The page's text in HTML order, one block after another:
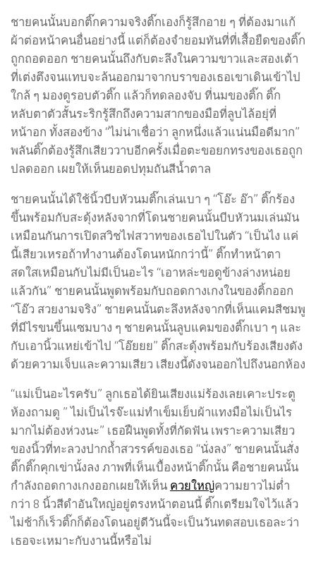
ชายคนนั้นบอกติ๊กความจริงติ๊กเองก็รู้สึกอาย ๆ ที่ต้องมาแก้
ผ้าต่อหน้าคนอื่นอย่างนี้ แต่ก็ต้องจำยอมทันที่ที่เสื้อยืดของติ๊ก
ถูกถอดออก ชายคนนั้นถึงกับตะลึงในความขาวและสองเต้า
ที่เต่งตึงจนแทบจะล้นออกมาจากบราของเธอเขาเดินเข้าไป
ใกล้ ๆ มองดูรอบตัวติ๊ก แล้วก็ทดลองจับ ที่นมของติ๊ก ติ๊ก
หลับตาตัวสั้นระริกรู้สึกถึงความสากของมือที่ลูบไล้อยุ่ที่
หน้าอก ทั้งสองข้าง “ไม่น่าเชื่อว่า ลูกหนึ่งแล้วแน่นมือดีมาก”
พลันติ๊กต้องรู้สึกเสียววาบอีกครั้งเมื่อตะขอยกทรงของเธอถูก
ปลดออก เผยให้เห็นยอดปทุมถันสีน้ำตาล
ชายคนนั้นได้ใช้นิ้วบีบหัวนมติ๊กเล่นเบา ๆ “โอ๊ะ อ๊า” ติ๊กร้อง
ขึ้นพร้อมกับสะดุ้งหลังจากที่โดนชายคนนั้นบีบหัวนมเล่นมัน
เหมือนกันการเปิดสวิชไฟสวาทของเธอไปในตัว “เป็นไง แค่
นี้เสียวเหรอถ้าทำงานต้องโดนหนักกว่านี้” ติ๊กทำหน้าตา
สดใสเหมือนกับไม่มีเป็นอะไร “เอาหล่ะขอดูข้างล่างหน่อย
แล้วกัน” ชายคนนั้นพูดพร้อมกับถอดกางเกงในของติ้กออก
“โอ๊ว สวยงามจริง” ชายคนนั้นตะลึงหลังจากที่เห็นแคมสีชมพู
ที่มีไรขนขึ้นแซมบาง ๆ ชายคนนั้นลูบแคมของติ๊กเบา ๆ และ
กับเอานิ้วแหย่เข้าไป “โอ๊ยยย” ติ๊กสะดุ้งพร้อมกับร้องเสียงดัง
ด้วยความเจ็บและความเสียว เสียงนี้ดังจนออกไปถึงนอกห้อง
“แม่เป็นอะไรครับ” ลูกเธอได้ยินเสียงแม่ร้องเลยเคาะประตู
ห้องถามดู ” ไม่เป็นไรจ๊ะแม่ทำเข็มเย็บผ้าแทงมือไม่เป็นไร
มากไม่ต้องห่วงนะ” เธอฝืนพูดทั้งที่กัดฟัน เพราะความเสียว
ของนิ้วที่ทะลวงปากถ้ำสวรรค์ของเธอ “นั่งลง” ชายคนนั้นสั่ง
ติ๊กติ๊กคุกเข่านั้งลง ภาพที่เห็นเบื้องหน้าติ๊กนั้น คือชายคนนั้น
กำลังถอดกางเกงออกเผยให้เห็น ควยใหญ่ความยาวไม่ต่ำ
กว่า 8 นิ้วสีดำอันใหญ่อยู่ตรงหน้าตอนนี้ ติ๊กเตรียมใจไว้แล้ว
ไม่ช้าก็เร็วติ๊กก็ต้องโดนอยู่ดีวันนี้จะเป็นวันทดสอบเธอละว่า
เธอจะเหมาะกับงานนี้หรือไม่